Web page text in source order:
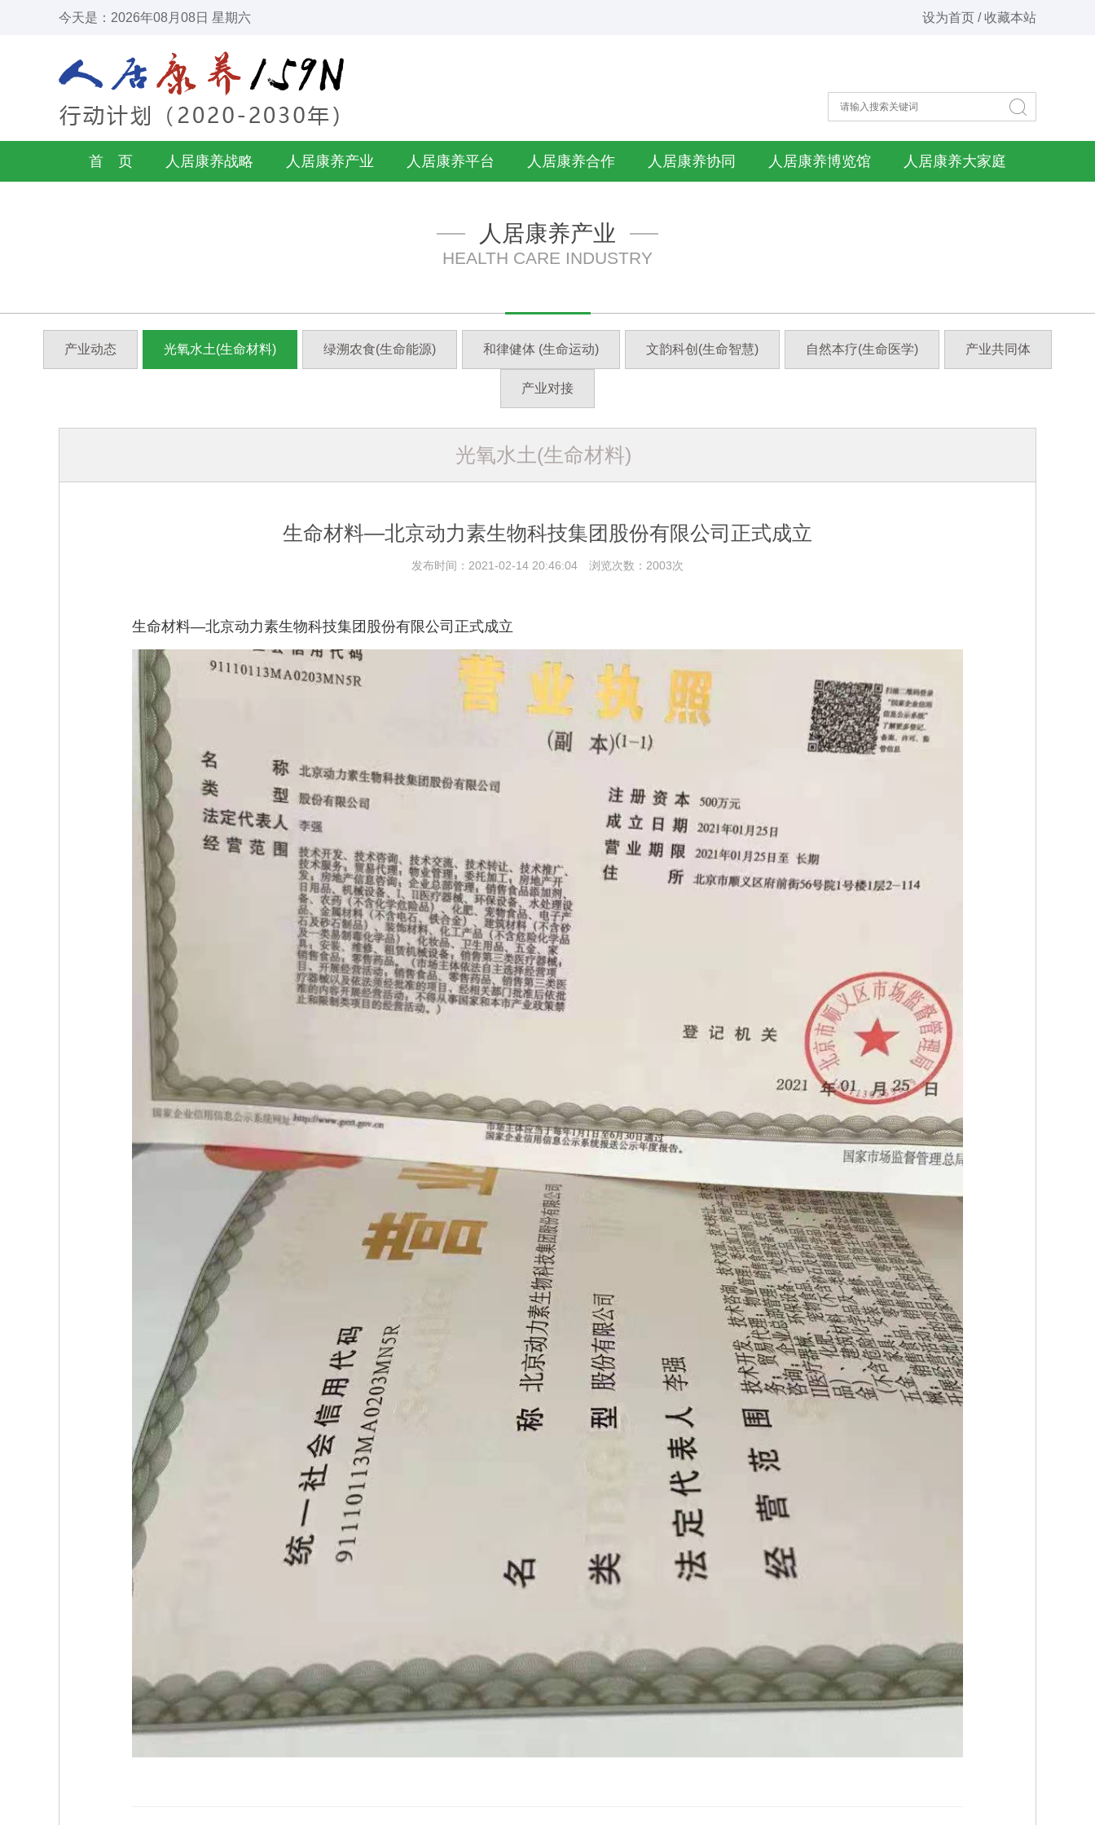
今天是：2026年08月08日 星期六 设为首页 / 收藏本站
首 页 人居康养战略 人居康养产业 人居康养平台 人居康养合作 人居康养协同 人居康养博览馆 人居康养大家庭
人居康养产业
HEALTH CARE INDUSTRY
产业动态 光氧水土(生命材料) 绿溯农食(生命能源) 和律健体 (生命运动) 文韵科创(生命智慧) 自然本疗(生命医学) 产业共同体
产业对接
光氧水土(生命材料)
生命材料—北京动力素生物科技集团股份有限公司正式成立
发布时间：2021-02-14 20:46:04 浏览次数：2003次
生命材料—北京动力素生物科技集团股份有限公司正式成立